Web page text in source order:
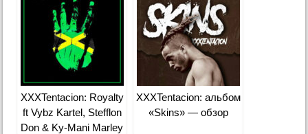
XXXTentacion: Royalty
ft Vybz Kartel, Stefflon
Don & Ky-Mani Marley
XXXTentacion: альбом
«Skins» — обзор